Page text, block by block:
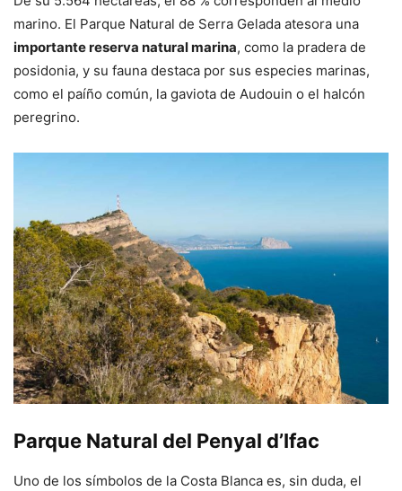
marino. El Parque Natural de Serra Gelada atesora una
importante reserva natural marina, como la pradera de
posidonia, y su fauna destaca por sus especies marinas,
como el paíño común, la gaviota de Audouin o el halcón
peregrino.
Parque Natural del Penyal d’Ifac
Uno de los símbolos de la Costa Blanca es, sin duda, el